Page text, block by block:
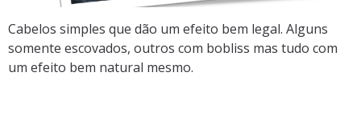
Cabelos simples que dão um efeito bem legal. Alguns
somente escovados, outros com bobliss mas tudo com
um efeito bem natural mesmo.